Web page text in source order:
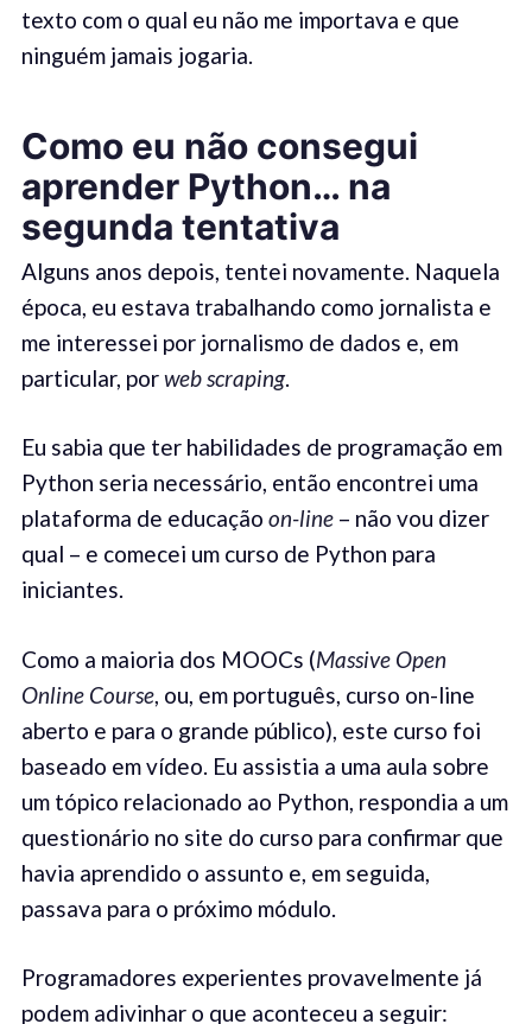
texto com o qual eu não me importava e que
ninguém jamais jogaria.
Como eu não consegui
aprender Python… na
segunda tentativa
Alguns anos depois, tentei novamente. Naquela
época, eu estava trabalhando como jornalista e
me interessei por jornalismo de dados e, em
particular, porweb scraping.
Eu sabia que ter habilidades de programação em
Python seria necessário, então encontrei uma
plataforma de educação on-line– não vou dizer
qual – e comecei um curso de Python para
iniciantes.
Como a maioria dos MOOCs (Massive Open
Online Course, ou, em português, curso on-line
aberto e para o grande público), este curso foi
baseado em vídeo. Eu assistia a uma aula sobre
um tópico relacionado ao Python, respondia a um
questionário no site do curso para confirmar que
havia aprendido o assunto e, em seguida,
passava para o próximo módulo.
Programadores experientes provavelmente já
podem adivinhar o que aconteceu a seguir: